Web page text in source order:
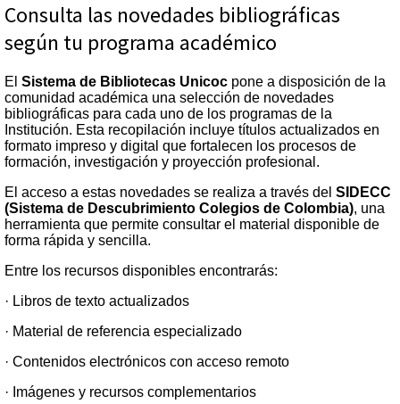
Consulta las novedades bibliográficas
según tu programa académico
El Sistema de Bibliotecas Unicoc pone a disposición de la
comunidad académica una selección de novedades
bibliográficas para cada uno de los programas de la
Institución. Esta recopilación incluye títulos actualizados en
formato impreso y digital que fortalecen los procesos de
formación, investigación y proyección profesional.
El acceso a estas novedades se realiza a través del SIDECC
(Sistema de Descubrimiento Colegios de Colombia), una
herramienta que permite consultar el material disponible de
forma rápida y sencilla.
Entre los recursos disponibles encontrarás:
· Libros de texto actualizados
· Material de referencia especializado
· Contenidos electrónicos con acceso remoto
· Imágenes y recursos complementarios